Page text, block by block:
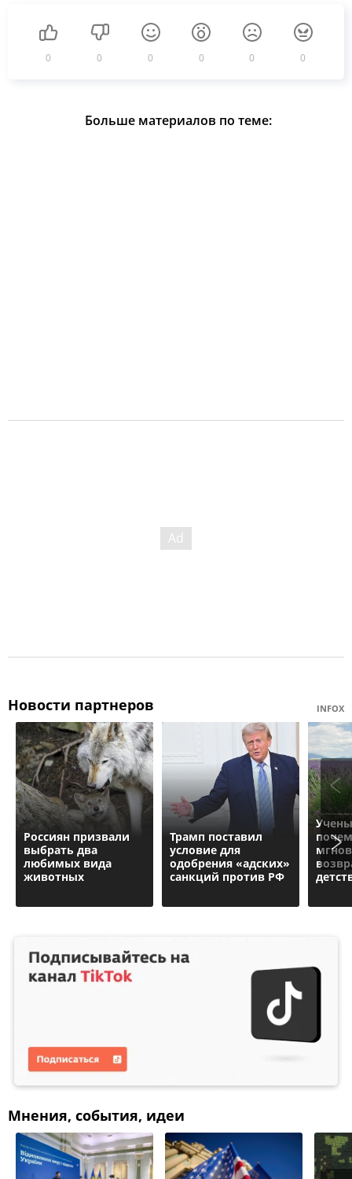
0 0 0 0 0 0
Больше материалов по теме:
Новости партнеров INFOX
Россиян призвали
выбрать два
любимых вида
животных
Трамп поставил
условие для
одобрения «адских»
санкций против РФ
Мнения, события, идеи